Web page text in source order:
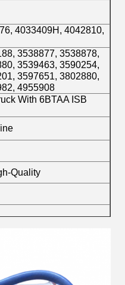
4033409H, 4042810,
3538877, 3538878,
3539463, 3590254,
3597651, 3802880,
4955908
With 6BTAA ISB
Quality